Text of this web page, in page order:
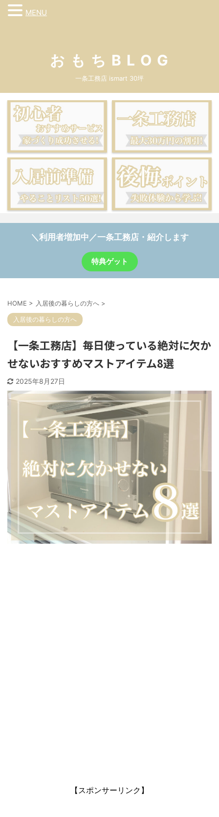
お も ち B L O G
一条工務店 ismart 30坪
＼利用者増加中／一条工務店・紹介します
特典ゲット
HOME > 入居後の暮らしの方へ >
入居後の暮らしの方へ
【一条工務店】毎日使っている絶対に欠か
せないおすすめマストアイテム8選
2025年8月27日
【スポンサーリンク】
MENU